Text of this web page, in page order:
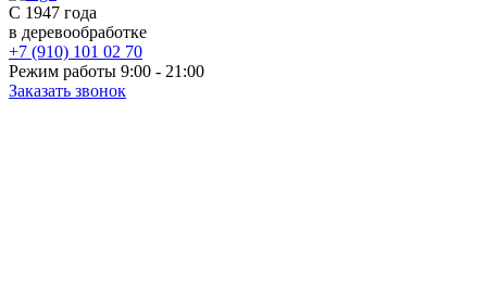
С 1947 года
в деревообработке
+7 (910) 101 02 70
Режим работы 9:00 - 21:00
Заказать звонок